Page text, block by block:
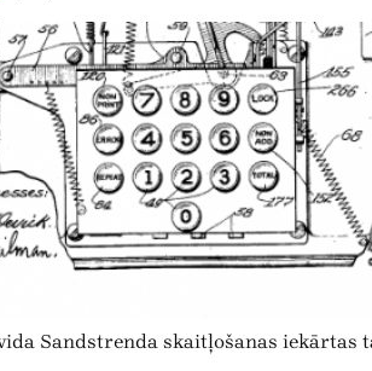
Sandstrenda skaitļošanas iekārtas